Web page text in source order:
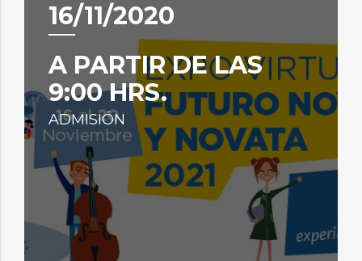
16/11/2020
A PARTIR DE LAS
9:00 HRS.
ADMISIÓN